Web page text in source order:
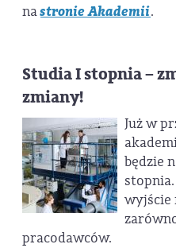
nastronie Akademii.
Studia I stopnia –
zmiany!
Już w
będzie
wyjście
pracodawców.